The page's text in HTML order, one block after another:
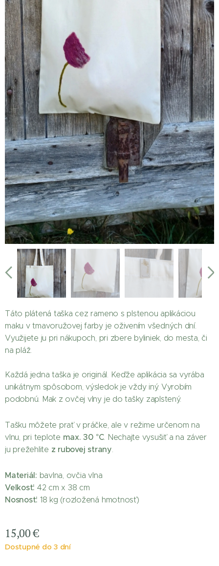
Táto plátená taška cez rameno s plstenou aplikáciou
maku v tmavoružovej farby je oživením všedných dní.
Využijete ju pri nákupoch, pri zbere byliniek, do mesta, či
na pláž.
Každá jedna taška je originál. Keďže aplikácia sa vyrába
unikátnym spôsobom, výsledok je vždy iný. Vyrobím
podobnú. Mak z ovčej vlny je do tašky zaplstený.
Tašku môžete prať v práčke, ale v režime určenom na
vlnu, pri teplote max. 30 °C. Nechajte vysušiť a na záver
ju prežehlite z rubovej strany.
Materiál: bavlna, ovčia vlna
Veľkosť: 42 cm x 38 cm
Nosnosť: 18 kg (rozložená hmotnosť)
15,00€
Dostupné do 3 dní